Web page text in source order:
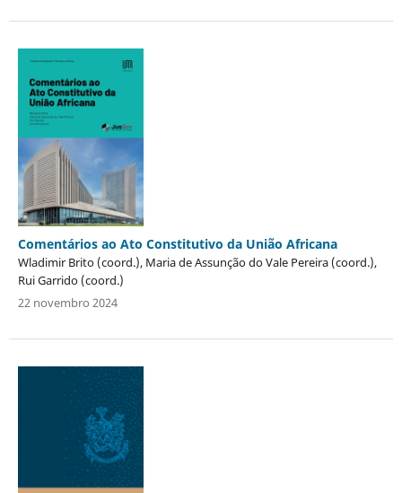
Comentários ao Ato Constitutivo da União Africana
Wladimir Brito (coord.), Maria de Assunção do Vale Pereira (coord.),
Rui Garrido (coord.)
22 novembro 2024